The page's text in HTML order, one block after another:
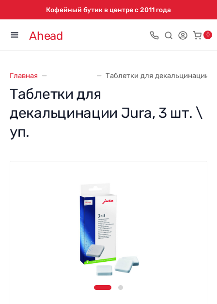
Кофейный бутик в центре с 2011 года
Ahead 0
Главная Таблетки для декальцинации
Таблетки для
декальцинации Jura, 3 шт. \
уп.